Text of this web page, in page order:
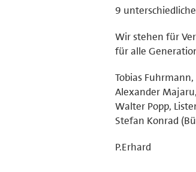
9
Wir stehen für
für alle
Tobias
Alexander
Walter Popp,
Stefan Konrad
P.Erhard